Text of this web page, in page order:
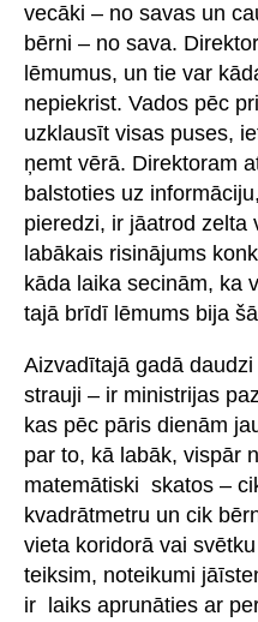
vecāki – no savas un
bērni – no sava.
lēmumus, un tie var
nepiekrist. Vados pēc
uzklausīt visas puses,
ņemt vērā. Direktoram
balstoties uz
pieredzi, ir jāatrod zelta
labākais risinājums
kāda laika secinām, ka
tajā brīdī lēmums bija
Aizvadītajā gadā
strauji – ir ministrijas
kas pēc pāris dienām
par to, kā labāk, vispār
matemātiski skatos –
kvadrātmetru un cik
vieta koridorā vai
teiksim, noteikumi
ir laiks aprunāties ar